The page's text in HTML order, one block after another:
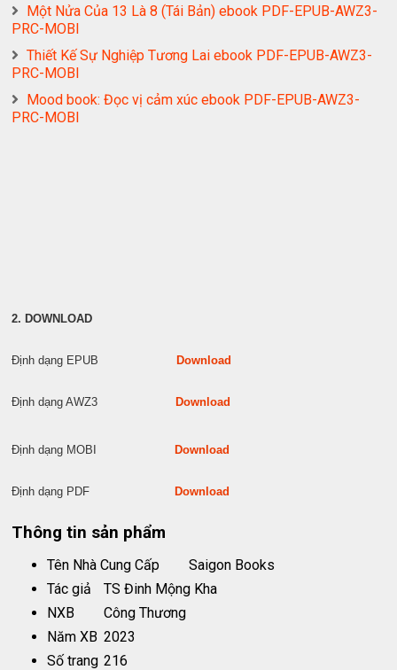
Một Nửa Của 13 Là 8 (Tái Bản) ebook PDF-EPUB-AWZ3-
PRC-MOBI
Thiết Kế Sự Nghiệp Tương Lai ebook PDF-EPUB-AWZ3-
PRC-MOBI
Mood book: Đọc vị cảm xúc ebook PDF-EPUB-AWZ3-
PRC-MOBI
2. DOWNLOAD
Định dạng EPUBDownload
Định dạng AWZ3Download
Định dạng MOBIDownload
Định dạng PDFDownload
Thông tin sản phẩm
Tên Nhà Cung Cấp
Saigon Books
Tác giả
TS Đinh Mộng Kha
NXB
Công Thương
Năm XB 2023
Số trang 216